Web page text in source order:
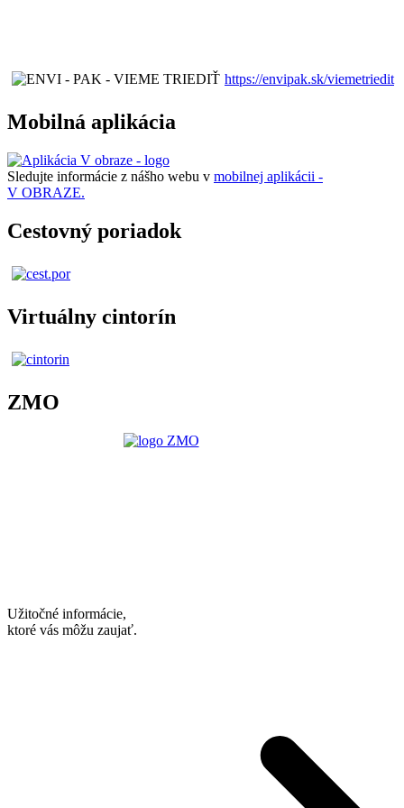
https://envipak.sk/viemetriedit
Mobilná aplikácia
Sledujte informácie z nášho webu v mobilnej aplikácii -
V OBRAZE.
Cestovný poriadok
Virtuálny cintorín
ZMO
Užitočné informácie,
ktoré vás môžu zaujať.